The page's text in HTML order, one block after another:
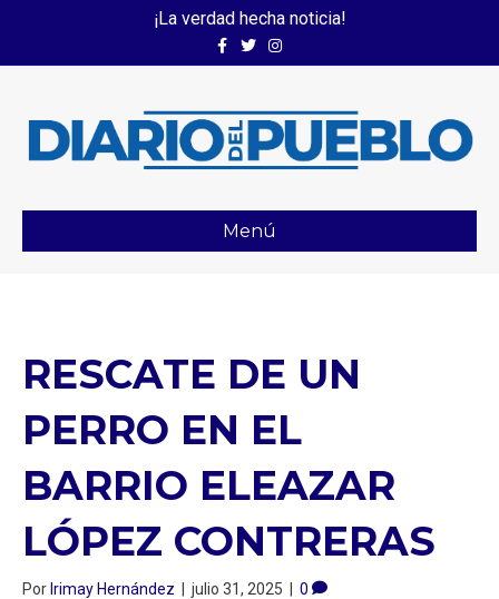
¡La verdad hecha noticia!
FacebookTwitterInstagram
Menú
RESCATE DE UN
PERRO EN EL
BARRIO ELEAZAR
LÓPEZ CONTRERAS
PorIrimay Hernández | julio 31, 2025 | 0